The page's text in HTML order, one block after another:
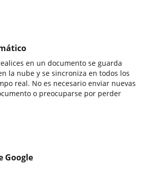
en un documento se guarda
la nube y se sincroniza en todos los
real. No es necesario enviar nuevas
o preocuparse por perder
Google